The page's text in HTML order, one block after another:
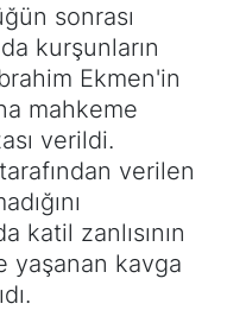
sonrası
kurşunların
Ekmen'in
mahkeme
verildi.
verilen
katil zanlısının
yaşanan kavga